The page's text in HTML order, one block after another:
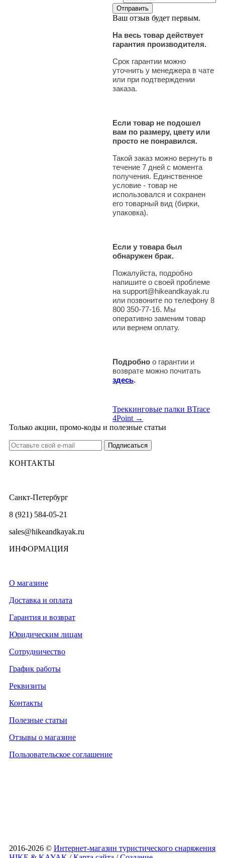
Ваш отзыв будет первым.
На весь товар действует
гарантия производителя.
Срок гарантии можно
уточнить у менеджера в чате
или при подтверждении
заказа.
Если товар не подошел
вам по размеру, цвету или
просто не понравился.
Такой заказ можно вернуть в
течение 7 дней с момента
получения. Единственное
условие - товар не
использовался и сохранен
его товарный вид (бирки,
упаковка).
Если у товара был
обнаружен брак.
Пожалуйста, подробно
напишите о своей проблеме
на support@hikeandkayak.ru
или позвоните по телефону 8
800 350-77-16. Мы
оперативно заменим товар
или вернем оплату.
Подробно о гарантии и
возврате можно почитать
здесь.
Треккинговые палки BTrace
4Point →
Только акции, промо-коды и полезные статьи
КОНТАКТЫ
Санкт-Петербург
8 (921) 584-05-21
sales@hikeandkayak.ru
ИНФОРМАЦИЯ
О магазине
Доставка и оплата
Гарантия и возврат
Юридическим лицам
Сотрудничество
График работы
Реквизиты
Контакты
Полезные статьи
Отзывы о магазине
Пользовательское соглашение
2016-2026 © Интернет-магазин туристического снаряжения